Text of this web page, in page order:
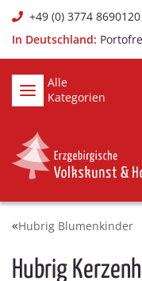
+49 (0) 3774 8690120
In Deutschland:
Alle
Kategorien
Hubrig Blumenkinder
Hubrig